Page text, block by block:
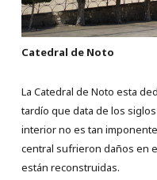
Catedral de Noto
La Catedral de Noto esta
tardío que data de los
interior no es tan
central sufrieron daños en
están reconstruidas.